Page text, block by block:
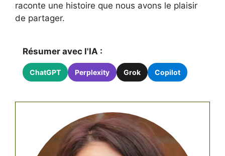
raconte une histoire que nous avons le plaisir
de partager.
Résumer avec l'IA :
ChatGPT Perplexity Grok Copilot